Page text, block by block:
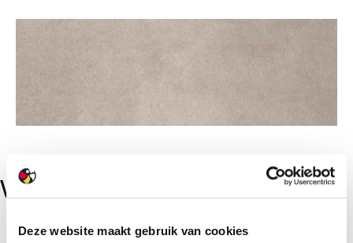
Deze website maakt gebruik van cookies
Wandtegel Glans wit rec/onrec